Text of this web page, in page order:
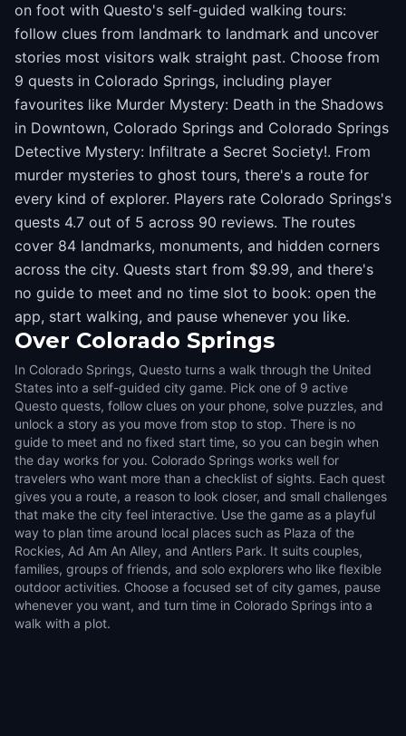
on foot with Questo's self-guided walking tours:
follow clues from landmark to landmark and uncover
stories most visitors walk straight past. Choose from
9 quests in Colorado Springs, including player
favourites like Murder Mystery: Death in the Shadows
in Downtown, Colorado Springs and Colorado Springs
Detective Mystery: Infiltrate a Secret Society!. From
murder mysteries to ghost tours, there's a route for
every kind of explorer. Players rate Colorado Springs's
quests 4.7 out of 5 across 90 reviews. The routes
cover 84 landmarks, monuments, and hidden corners
across the city. Quests start from $9.99, and there's
no guide to meet and no time slot to book: open the
app, start walking, and pause whenever you like.
Over Colorado Springs
In Colorado Springs, Questo turns a walk through the United
States into a self-guided city game. Pick one of 9 active
Questo quests, follow clues on your phone, solve puzzles, and
unlock a story as you move from stop to stop. There is no
guide to meet and no fixed start time, so you can begin when
the day works for you. Colorado Springs works well for
travelers who want more than a checklist of sights. Each quest
gives you a route, a reason to look closer, and small challenges
that make the city feel interactive. Use the game as a playful
way to plan time around local places such as Plaza of the
Rockies, Ad Am An Alley, and Antlers Park. It suits couples,
families, groups of friends, and solo explorers who like flexible
outdoor activities. Choose a focused set of city games, pause
whenever you want, and turn time in Colorado Springs into a
walk with a plot.